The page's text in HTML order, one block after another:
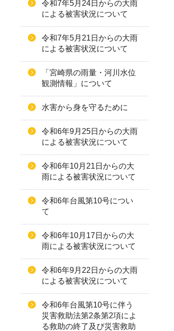
令和7年5月24日からの大雨
による被害状況について
令和7年5月21日からの大雨
による被害状況について
「宮崎県の雨量・河川水位
観測情報」について
水害から身を守るために
令和6年9月25日からの大雨
による被害状況について
令和6年10月21日からの大
雨による被害状況について
令和6年台風第10号につい
て
令和6年10月17日からの大
雨による被害状況について
令和6年9月22日からの大雨
による被害状況について
令和6年台⾵第10号に伴う
災害救助法第2条第2項によ
る救助の終了及び災害救助